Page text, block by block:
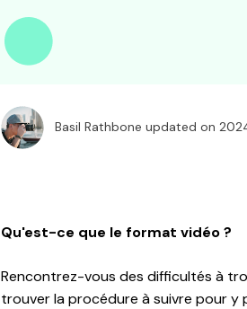
Basil Rathbone updated on
Qu'est-ce que le format vidéo ?
Rencontrez-vous des difficultés à
trouver la procédure à suivre pour y